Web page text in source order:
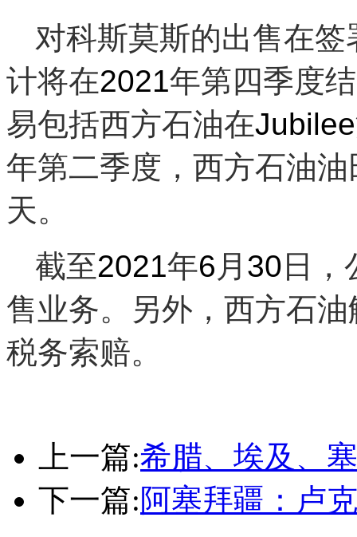
对科斯莫斯的出售在
计将在2021年第四季度
易包括西方石油在Jubilee
年第二季度，西方石油
天。
截至2021年6 月 30 日
售业务。另外，西方石
税务索赔。
上一篇:希腊、埃及、
下一篇:阿塞拜疆：卢